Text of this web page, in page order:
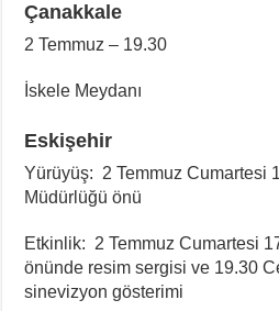
Çanakkale
2 Temmuz – 19.30
İskele Meydanı
Eskişehir
Yürüyüş: 2 Temmuz Cumartesi
Müdürlüğü önü
Etkinlik: 2 Temmuz Cumartesi
önünde resim sergisi ve 19.30
sinevizyon gösterimi